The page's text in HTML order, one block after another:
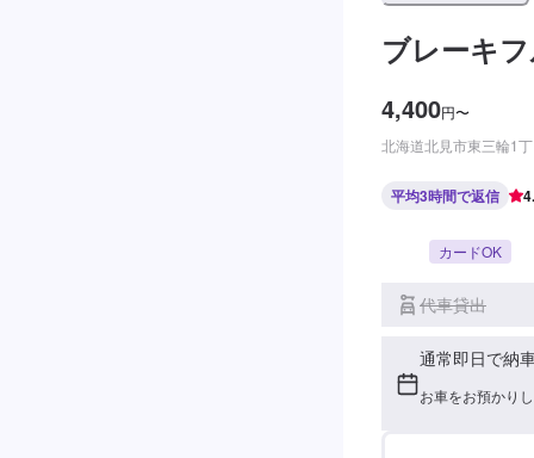
ブレーキ
4,400円〜
北海道北見市東三輪1
平均3時間で返信
カードOK
代車貸出
通常即日で納
お車をお預かり